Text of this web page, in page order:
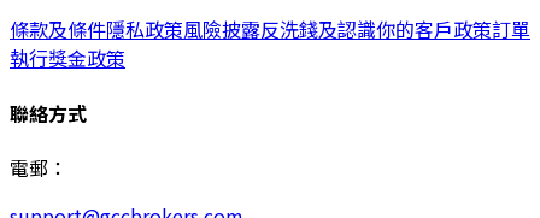
條款及條件隱私政策風險披露反洗錢及認識你的客戶政策訂單
執行獎金政策
聯絡方式
電郵：